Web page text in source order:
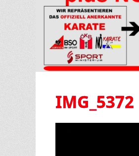
IMG_5372